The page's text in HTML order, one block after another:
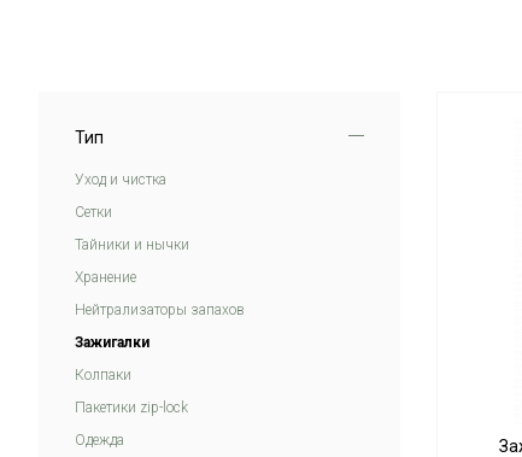
Тип
Уход и чистка
Сетки
Тайники и нычки
Хранение
Нейтрализаторы запахов
Зажигалки
Колпаки
Пакетики zip-lock
Одежда